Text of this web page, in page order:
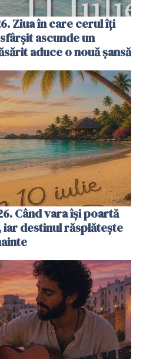
Ziua în care cerul îți
ascunde un
aduce o nouă șansă
Când vara își poartă
destinul răsplătește